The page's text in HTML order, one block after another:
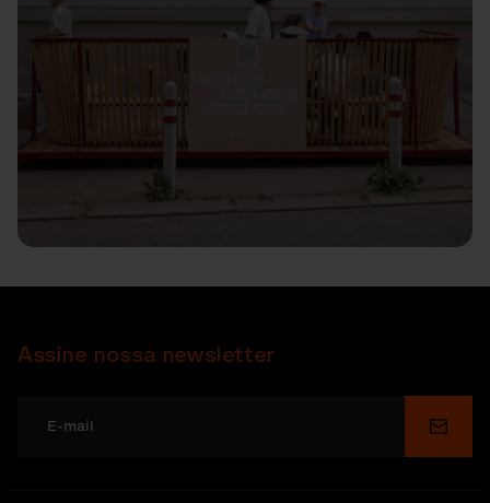
Assine nossa newsletter
Enviar